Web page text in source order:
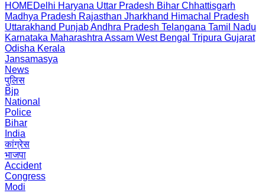
HOMEDelhi Haryana Uttar Pradesh Bihar Chhattisgarh
Madhya Pradesh Rajasthan Jharkhand Himachal Pradesh
Uttarakhand PunjabAndhra Pradesh Telangana Tamil Nadu
Karnataka Maharashtra Assam West Bengal Tripura Gujarat
Odisha Kerala
Jansamasya
News
पुलिस
Bjp
National
Police
Bihar
India
कांग्रेस
भाजपा
Accident
Congress
Modi